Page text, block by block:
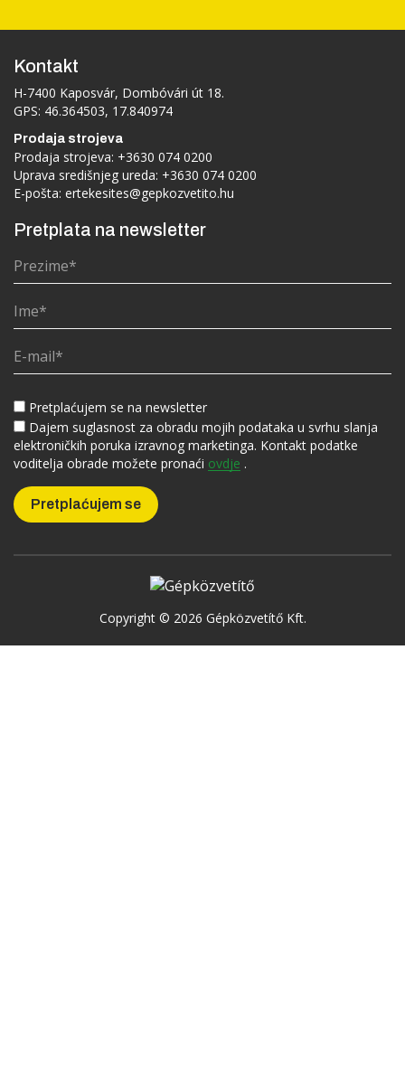
Kontakt
H-7400 Kaposvár, Dombóvári út 18.
GPS: 46.364503, 17.840974
Prodaja strojeva
Prodaja strojeva: +3630 074 0200
Uprava središnjeg ureda: +3630 074 0200
E-pošta: ertekesites@gepkozvetito.hu
Pretplata na newsletter
Pretplaćujem se na newsletter
Dajem suglasnost za obradu mojih podataka u svrhu slanja
elektroničkih poruka izravnog marketinga. Kontakt podatke
voditelja obrade možete pronaći ovdje .
Copyright © 2026 Gépközvetítő Kft.